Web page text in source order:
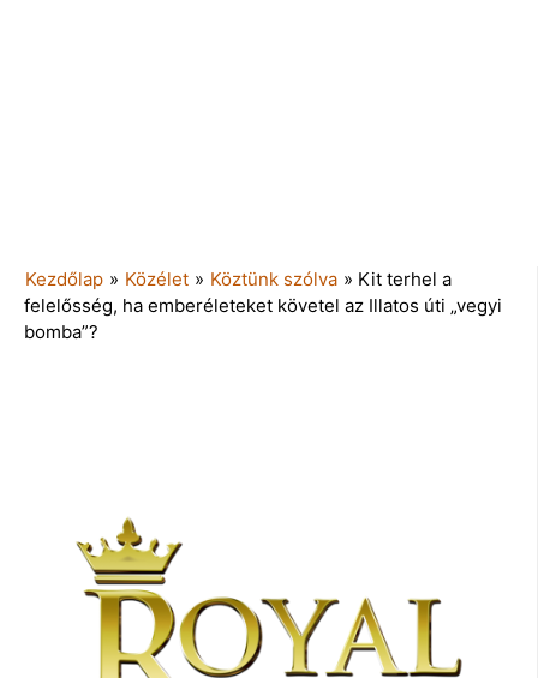
Kezdőlap » Közélet » Köztünk szólva » Kit terhel a
felelősség, ha emberéleteket követel az Illatos úti „vegyi
bomba”?